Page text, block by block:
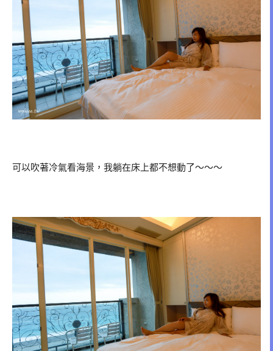
可以吹著冷氣看海景，我躺在床上都不想動了～～～